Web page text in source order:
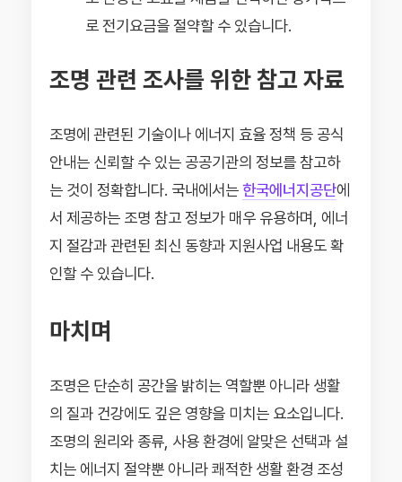
로 전기요금을 절약할 수 있습니다.
조명 관련 조사를 위한 참고 자료
조명에 관련된 기술이나 에너지 효율 정책 등 공식
안내는 신뢰할 수 있는 공공기관의 정보를 참고하
는 것이 정확합니다. 국내에서는한국에너지공단에
서 제공하는 조명 참고 정보가 매우 유용하며, 에너
지 절감과 관련된 최신 동향과 지원사업 내용도 확
인할 수 있습니다.
마치며
조명은 단순히 공간을 밝히는 역할뿐 아니라 생활
의 질과 건강에도 깊은 영향을 미치는 요소입니다.
조명의 원리와 종류, 사용 환경에 알맞은 선택과 설
치는 에너지 절약뿐 아니라 쾌적한 생활 환경 조성